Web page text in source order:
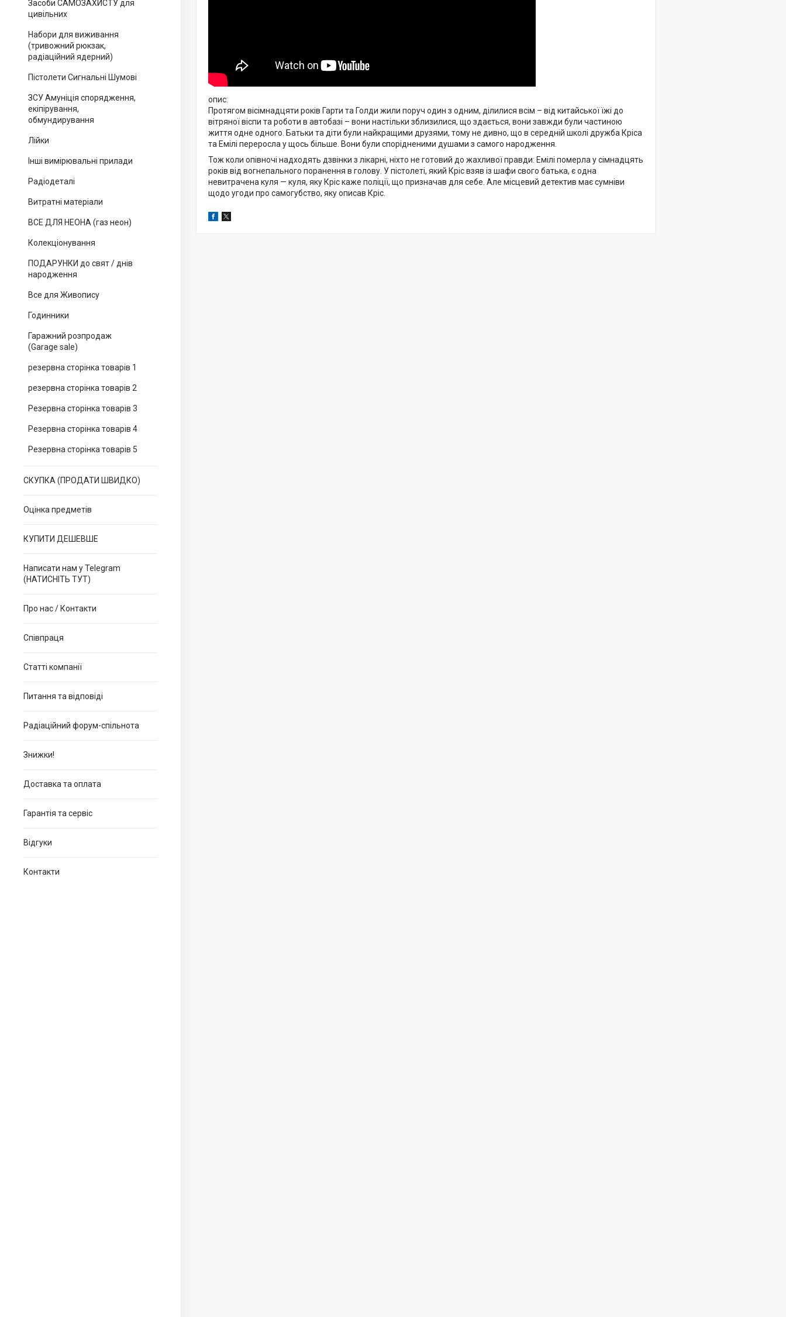
Засоби САМОЗАХИСТУ для
цивільних
Набори для виживання
(тривожний рюкзак,
радіаційний ядерний)
Пістолети Сигнальні Шумові
ЗСУ Амуніція спорядження,
екіпірування,
обмундирування
Лійки
Інші вимірювальні прилади
Радіодеталі
Витратні матеріали
ВСЕ ДЛЯ НЕОНА (газ неон)
Колекціонування
ПОДАРУНКИ до свят / днів
народження
Все для Живопису
Годинники
Гаражний розпродаж
(Garage sale)
резервна сторінка товарів 1
резервна сторінка товарів 2
Резервна сторінка товарів 3
Резервна сторінка товарів 4
Резервна сторінка товарів 5
СКУПКА (ПРОДАТИ ШВИДКО)
Оцінка предметів
КУПИТИ ДЕШЕВШЕ
Написати нам у Telegram
(НАТИСНІТЬ ТУТ)
Про нас / Контакти
Співпраця
Статті компанії
Питання та відповіді
Радіаційний форум-спільнота
Знижки!
Доставка та оплата
Гарантія та сервіс
Відгуки
Контакти
опис:
Протягом вісімнадцяти років Гарти та Голди жили поруч один з одним, ділилися всім – від китайської їжі до
вітряної віспи та роботи в автобазі – вони настільки зблизилися, що здається, вони завжди були частиною
життя одне одного. Батьки та діти були найкращими друзями, тому не дивно, що в середній школі дружба Кріса
та Емілі переросла у щось більше. Вони були спорідненими душами з самого народження.
Тож коли опівночі надходять дзвінки з лікарні, ніхто не готовий до жахливої ​​правди: Емілі померла у сімнадцять
років від вогнепального поранення в голову. У пістолеті, який Кріс взяв із шафи свого батька, є одна
невитрачена куля — куля, яку Кріс каже поліції, що призначав для себе. Але місцевий детектив має сумніви
щодо угоди про самогубство, яку описав Кріс.